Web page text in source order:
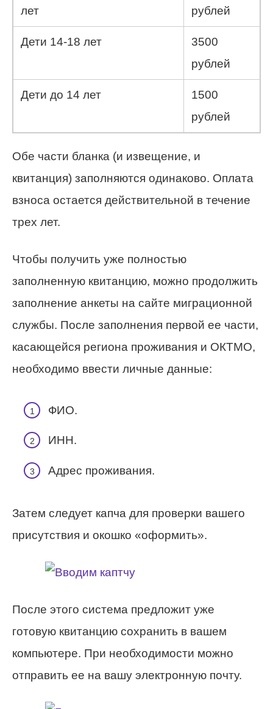
лет
рублей
Дети 14-18 лет
3500
рублей
Дети до 14 лет
1500
рублей
Обе части бланка (и извещение, и
квитанция) заполняются одинаково. Оплата
взноса остается действительной в течение
трех лет.
Чтобы получить уже полностью
заполненную квитанцию, можно продолжить
заполнение анкеты на сайте миграционной
службы. После заполнения первой ее части,
касающейся региона проживания и ОКТМО,
необходимо ввести личные данные:
ФИО.
ИНН.
Адрес проживания.
Затем следует капча для проверки вашего
присутствия и окошко «оформить».
После этого система предложит уже
готовую квитанцию сохранить в вашем
компьютере. При необходимости можно
отправить ее на вашу электронную почту.